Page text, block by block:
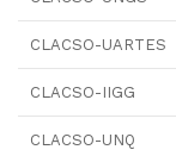
CLACSO-UARTES
CLACSO-IIGG
CLACSO-UNQ